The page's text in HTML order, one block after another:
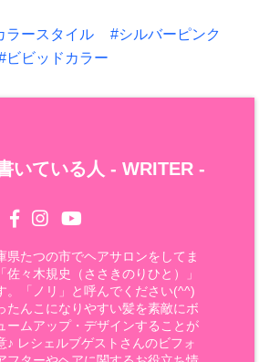
ラースタイル
シルバーピンク
ビビッドカラー
いている人 - WRITER -
県たつの市でヘアサロンをしてま
佐々木規史（ささきのりひと）」
。「ノリ」と呼んでください(^^)
たんこになりやすい髪を素敵にボ
ームアップ・デザインすることが
♪ レシェルブゲストさんのビフォ